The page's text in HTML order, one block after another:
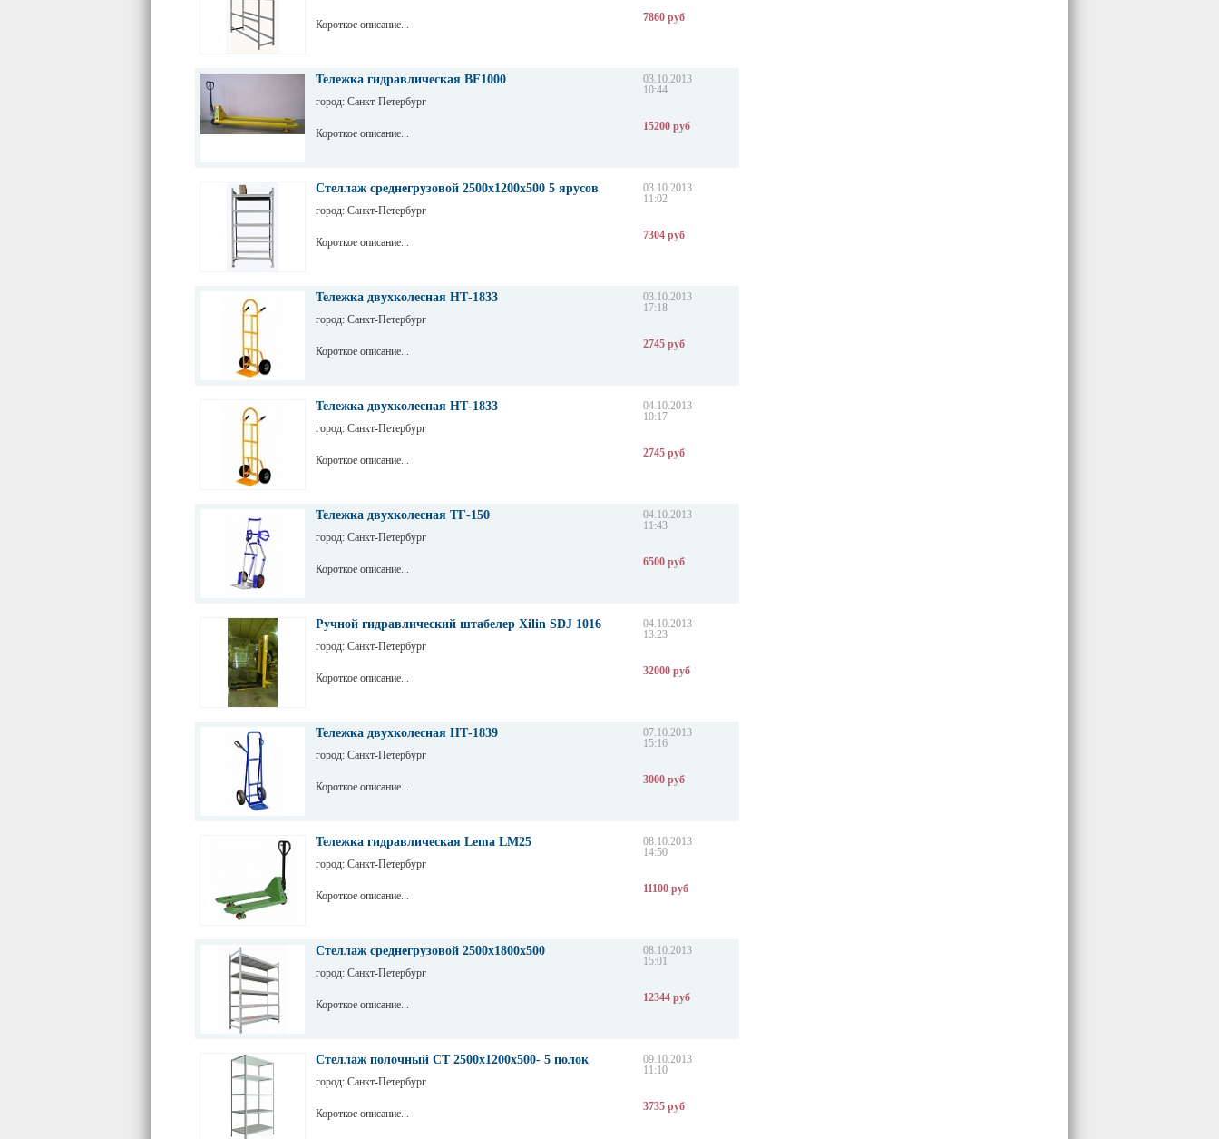
Короткое описание...
7860 руб
Тележка гидравлическая BF1000
город: Санкт-Петербург
Короткое описание...
03.10.2013
10:44
15200 руб
Стеллаж среднегрузовой 2500х1200х500 5 ярусов
город: Санкт-Петербург
Короткое описание...
03.10.2013
11:02
7304 руб
Тележка двухколесная НТ-1833
город: Санкт-Петербург
Короткое описание...
03.10.2013
17:18
2745 руб
Тележка двухколесная НТ-1833
город: Санкт-Петербург
Короткое описание...
04.10.2013
10:17
2745 руб
Тележка двухколесная ТГ-150
город: Санкт-Петербург
Короткое описание...
04.10.2013
11:43
6500 руб
Ручной гидравлический штабелер Xilin SDJ 1016
город: Санкт-Петербург
Короткое описание...
04.10.2013
13:23
32000 руб
Тележка двухколесная НТ-1839
город: Санкт-Петербург
Короткое описание...
07.10.2013
15:16
3000 руб
Тележка гидравлическая Lema LM25
город: Санкт-Петербург
Короткое описание...
08.10.2013
14:50
11100 руб
Стеллаж среднегрузовой 2500х1800х500
город: Санкт-Петербург
Короткое описание...
08.10.2013
15:01
12344 руб
Стеллаж полочный СТ 2500х1200х500- 5 полок
город: Санкт-Петербург
Короткое описание...
09.10.2013
11:10
3735 руб